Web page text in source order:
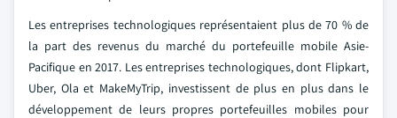
Les entreprises technologiques représentaient plus de 70 % de
la part des revenus du marché du portefeuille mobile Asie-
Pacifique en 2017. Les entreprises technologiques, dont Flipkart,
Uber, Ola et MakeMyTrip, investissent de plus en plus dans le
développement de leurs propres portefeuilles mobiles pour